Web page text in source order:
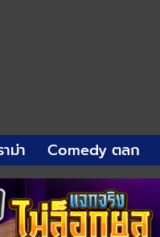
ม่า Comedy ตลก